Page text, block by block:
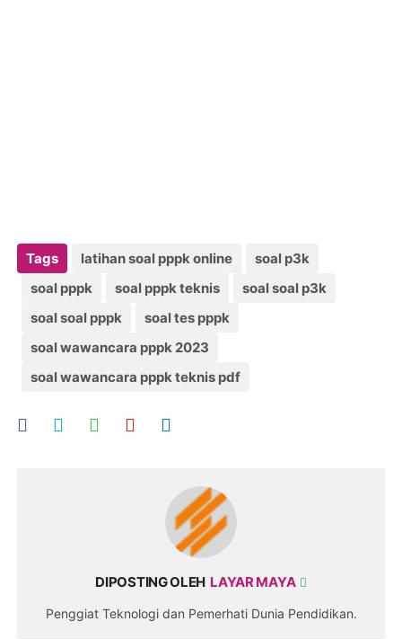
Tags latihan soal pppk online
soal p3k
soal pppk
soal pppk teknis
soal soal p3k
soal soal pppk
soal tes pppk
soal wawancara pppk 2023
soal wawancara pppk teknis pdf
DIPOSTING OLEH LAYAR MAYA
Penggiat Teknologi dan Pemerhati Dunia Pendidikan.